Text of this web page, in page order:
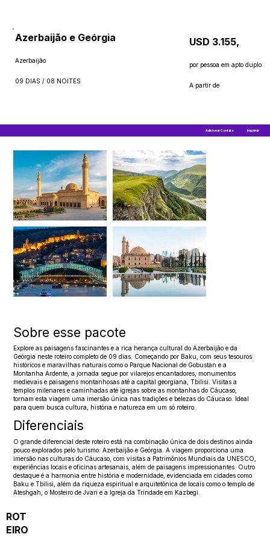
Adicionar Contato Imprimir
Azerbaijão e Geórgia
Azerbaijão
09 DIAS / 08 NOITES
A partir de
USD 3.155,
por pessoa em apto duplo
Sobre esse pacote
Explore as paisagens fascinantes e a rica herança cultural do Azerbaijão e da
Geórgia neste roteiro completo de 09 dias. Começando por Baku, com seus tesouros
históricos e maravilhas naturais como o Parque Nacional de Gobustan e a
Montanha Ardente, a jornada segue por vilarejos encantadores, monumentos
medievais e paisagens montanhosas até a capital georgiana, Tbilisi. Visitas a
templos milenares e caminhadas até igrejas sobre as montanhas do Cáucaso,
tornam esta viagem uma imersão única nas tradições e belezas do Cáucaso. Ideal
para quem busca cultura, história e natureza em um só roteiro.
Diferenciais
O grande diferencial deste roteiro está na combinação única de dois destinos ainda
pouco explorados pelo turismo: Azerbaijão e Geórgia. A viagem proporciona uma
imersão nas culturas do Cáucaso, com visitas a Patrimônios Mundiais da UNESCO,
experiências locais e oficinas artesanais, além de paisagens impressionantes. Outro
destaque é a harmonia entre história e modernidade, evidenciada em cidades como
Baku e Tbilisi, além da riqueza espiritual e arquitetônica de locais como o templo de
Ateshgah, o Mosteiro de Jvari e a Igreja da Trindade em Kazbegi.
ROT
EIRO